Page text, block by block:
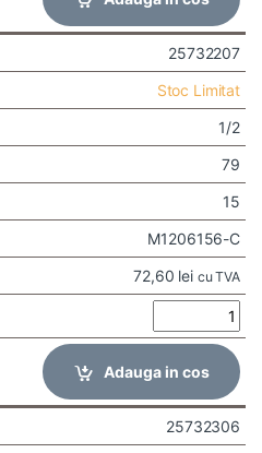
25732207
Stoc Limitat
1/2
79
15
M1206156-C
72,60 lei cu TVA
Adauga in cos
25732306